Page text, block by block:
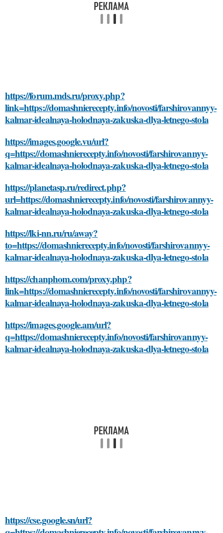
https://forum.mds.ru/proxy.php?
link=https://domashnierecepty.info/novosti/farshirovannyy-
kalmar-idealnaya-holodnaya-zakuska-dlya-letnego-stola
https://images.google.vu/url?
q=https://domashnierecepty.info/novosti/farshirovannyy-
kalmar-idealnaya-holodnaya-zakuska-dlya-letnego-stola
https://planetasp.ru/redirect.php?
url=https://domashnierecepty.info/novosti/farshirovannyy-
kalmar-idealnaya-holodnaya-zakuska-dlya-letnego-stola
https://lki-nn.ru/ru/away?
to=https://domashnierecepty.info/novosti/farshirovannyy-
kalmar-idealnaya-holodnaya-zakuska-dlya-letnego-stola
https://chanphom.com/proxy.php?
link=https://domashnierecepty.info/novosti/farshirovannyy-
kalmar-idealnaya-holodnaya-zakuska-dlya-letnego-stola
https://images.google.am/url?
q=https://domashnierecepty.info/novosti/farshirovannyy-
kalmar-idealnaya-holodnaya-zakuska-dlya-letnego-stola
https://cse.google.sn/url?